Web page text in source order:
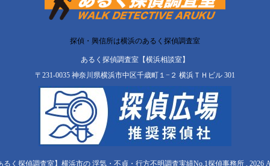
探偵・興信所は横浜のあるく探偵調査室
あるく探偵調査室【横浜相談室】
〒231-0035 神奈川県横浜市中区千歳町１−２ 横浜ＴＨビル 301
く探偵調査室】横浜市の 浮気・不貞・行方不明調査実績No.1探偵事務所 , 2026